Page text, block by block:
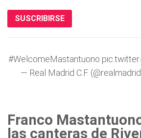
SUSCRIBIRSE
#WelcomeMastantuono
— Real Madrid C.F.
Franco
las canteras de